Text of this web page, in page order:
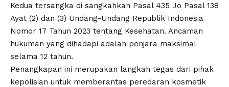
Kedua tersangka di sangkahkan Pasal 435 Jo Pasal 138
Ayat (2) dan (3) Undang-Undang Republik Indonesia
Nomor 17 Tahun 2023 tentang Kesehatan. Ancaman
hukuman yang dihadapi adalah penjara maksimal
selama 12 tahun.
Penangkapan ini merupakan langkah tegas dari pihak
kepolisian untuk memberantas peredaran kosmetik